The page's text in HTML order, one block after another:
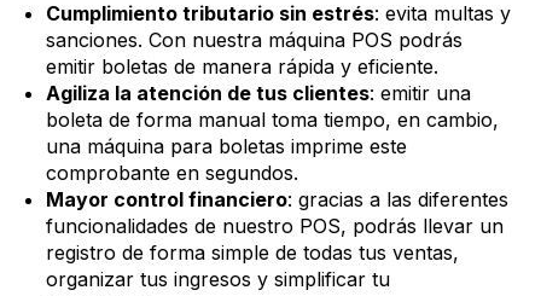
Cumplimiento tributario sin estrés: evita multas y
sanciones. Con nuestra máquina POS podrás
emitir boletas de manera rápida y eficiente.
Agiliza la atención de tus clientes: emitir una
boleta de forma manual toma tiempo, en cambio,
una máquina para boletas imprime este
comprobante en segundos.
Mayor control financiero: gracias a las diferentes
funcionalidades de nuestro POS, podrás llevar un
registro de forma simple de todas tus ventas,
organizar tus ingresos y simplificar tu